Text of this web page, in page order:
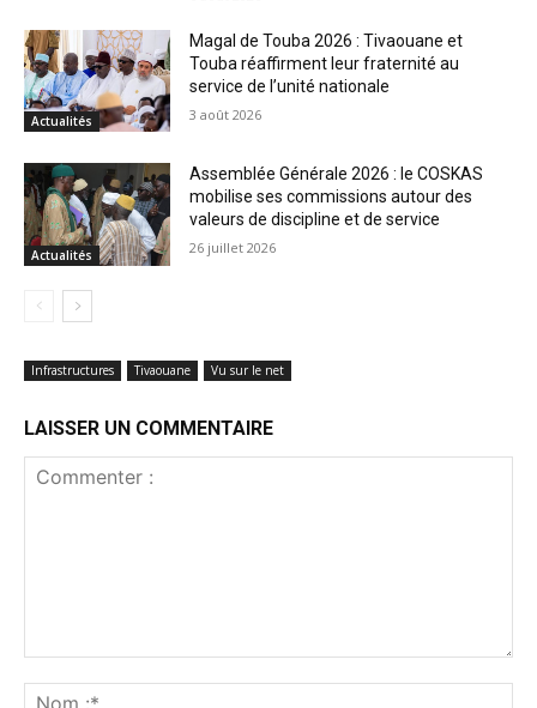
Actualités
Magal de Touba 2026 : Tivaouane et
Touba réaffirment leur fraternité au
service de l’unité nationale
3 août 2026
Actualités
Assemblée Générale 2026 : le COSKAS
mobilise ses commissions autour des
valeurs de discipline et de service
26 juillet 2026
Infrastructures Tivaouane Vu sur le net
LAISSER UN COMMENTAIRE